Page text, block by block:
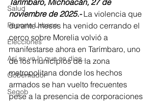
Salud
Reporte Urbano
Elecciones
Así se ve lo que se dice...
Gobernador
Segob
noviembre de 2025.- La violencia que
durante meses ha venido cerrando el
cerco sobre Morelia volvió a
manifestarse ahora en Tarímbaro, uno
de los municipios de la zona
metropolitana donde los hechos
armados se han vuelto frecuentes
pese a la presencia de corporaciones